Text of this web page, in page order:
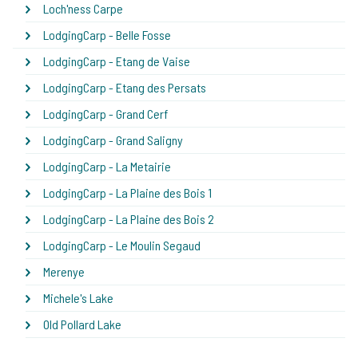
Loch'ness Carpe
LodgingCarp - Belle Fosse
LodgingCarp - Etang de Vaise
LodgingCarp - Etang des Persats
LodgingCarp - Grand Cerf
LodgingCarp - Grand Saligny
LodgingCarp - La Metairie
LodgingCarp - La Plaine des Bois 1
LodgingCarp - La Plaine des Bois 2
LodgingCarp - Le Moulin Segaud
Merenye
Michele's Lake
Old Pollard Lake